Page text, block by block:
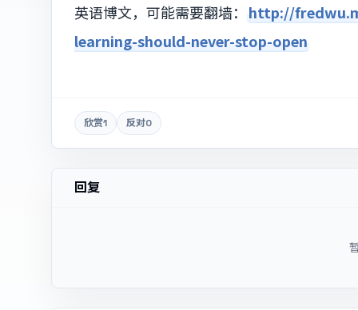
英语博文，可能需要翻墙： http://
learning-should-never-stop-open
欣赏1 反对0
回复